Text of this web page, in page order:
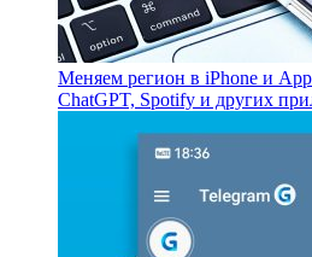
Меняем регион в iPhone и App
ChatGPT, Spotify и других